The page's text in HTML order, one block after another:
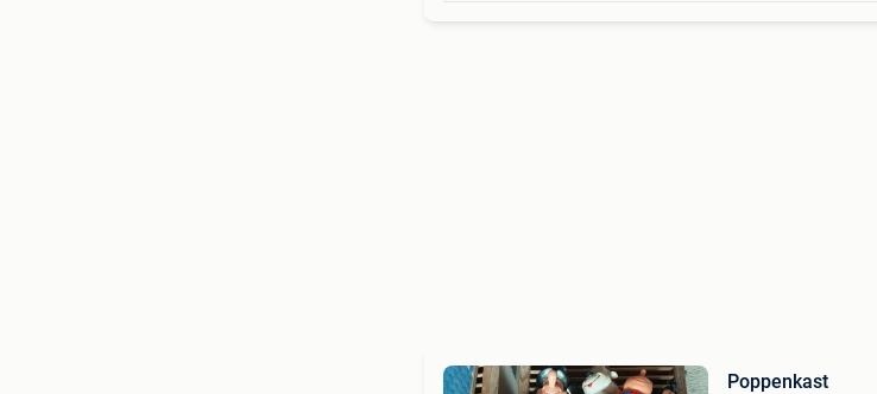
Poppenkast